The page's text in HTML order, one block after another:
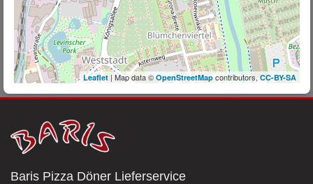
Leaflet| Map data © OpenStreetMapcontributors, CC-BY-SA
Baris Pizza Döner Lieferservice